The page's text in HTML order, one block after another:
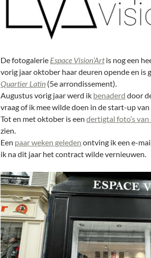
De fotogalerie Espace Vision’Artis nog een
vorig jaar oktober haar deuren opende en is
Quartier Latin (5e arrondissement).
Augustus vorig jaar werd ik benaderd door
vraag of ik mee wilde doen in de start-up van
Tot en met oktober is een dertigtal foto’s
zien.
Een paar weken geleden ontving ik een e-
ik na dit jaar het contract wilde vernieuwen.